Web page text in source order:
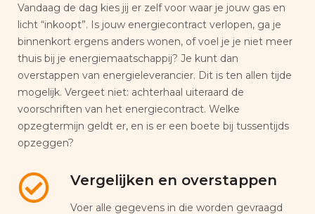
Vandaag de dag kies jij er zelf voor waar je jouw gas en
licht “inkoopt”. Is jouw energiecontract verlopen, ga je
binnenkort ergens anders wonen, of voel je je niet meer
thuis bij je energiemaatschappij? Je kunt dan
overstappen van energieleverancier. Dit is ten allen tijde
mogelijk. Vergeet niet: achterhaal uiteraard de
voorschriften van het energiecontract. Welke
opzegtermijn geldt er, en is er een boete bij tussentijds
opzeggen?
Vergelijken en overstappen
Voer alle gegevens in die worden gevraagd